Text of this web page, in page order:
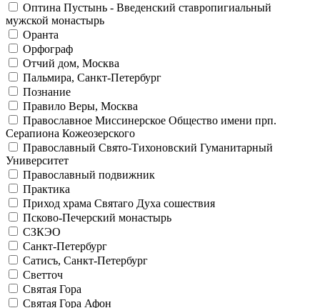
Оптина Пустынь - Введенский ставропигиальный
мужской монастырь
Оранта
Орфограф
Отчий дом, Москва
Пальмира, Санкт-Петербург
Познание
Правило Веры, Москва
Православное Миссинерское Общество имени прп.
Серапиона Кожеозерского
Православный Свято-Тихоновский Гуманитарный
Университет
Православный подвижник
Практика
Приход храма Святаго Духа сошествия
Псково-Печерский монастырь
СЗКЭО
Санкт-Петербург
Сатисъ, Санкт-Петербург
Светточ
Святая Гора
Святая Гора Афон